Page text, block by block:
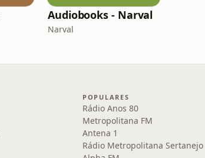
Audiobooks - Narval
Narval
POPULARES
Rádio Anos 80
Metropolitana FM
Antena 1
Rádio Metropolitana Sertanejo